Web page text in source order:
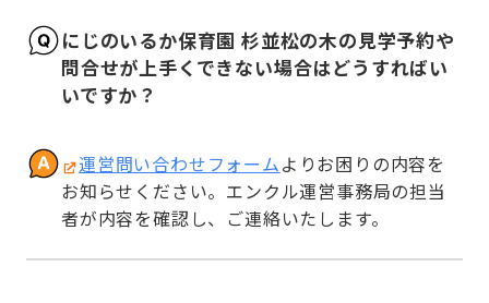
にじのいるか保育園 杉並松の木の見学予約や
問合せが上手くできない場合はどうすればい
いですか？
運営問い合わせフォームよりお困りの内容を
お知らせください。エンクル運営事務局の担当
者が内容を確認し、ご連絡いたします。